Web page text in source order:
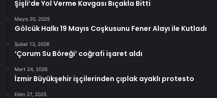
Şişli’de Yol Verme Kavgası Bıçakla Bitti
Mayıs 20, 2025
Gölcük Halkı 19 Mayıs Coşkusunu Fener Alayı ile Kutladı
Şubat 13, 2026
‘Çorum Su Böreği’ coğrafi işaret aldı
Mart 24, 2026
İzmir Büyükşehir işçilerinden çıplak ayaklı protesto
Ekim 27, 2025